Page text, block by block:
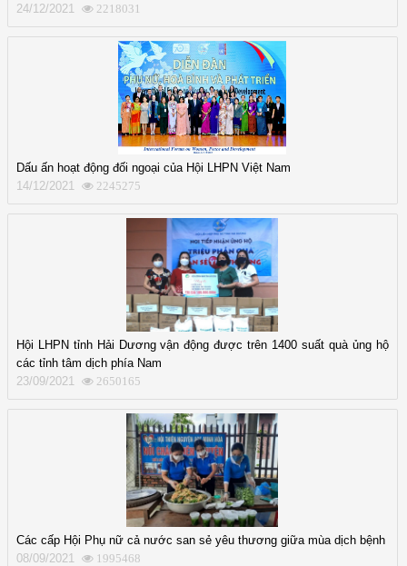
24/12/2021
2218031
Dấu ấn hoạt động đối ngoại của Hội LHPN Việt Nam
14/12/2021
2245275
Hội LHPN tỉnh Hải Dương vận động được trên 1400 suất quà ủng hộ
các tỉnh tâm dịch phía Nam
23/09/2021
2650165
Các cấp Hội Phụ nữ cả nước san sẻ yêu thương giữa mùa dịch bệnh
08/09/2021
1995468